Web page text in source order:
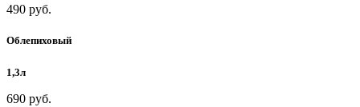
490 руб.
Облепиховый
1,3л
690 руб.